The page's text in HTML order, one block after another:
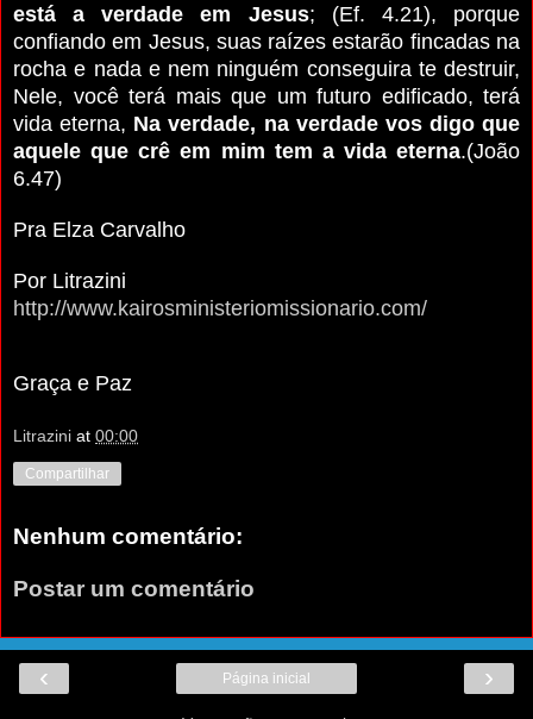
está a verdade em Jesus; (Ef. 4.21), porque
confiando em Jesus, suas raízes estarão fincadas na
rocha e nada e nem ninguém conseguira te destruir,
Nele, você terá mais que um futuro edificado, terá
vida eterna, Na verdade, na verdade vos digo que
aquele que crê em mim tem a vida eterna.(João
6.47)
Pra Elza Carvalho
Por Litrazini
http://www.kairosministeriomissionario.com/
Graça e Paz
Litrazini at 00:00
Compartilhar
Nenhum comentário:
Postar um comentário
‹ ›
Página inicial